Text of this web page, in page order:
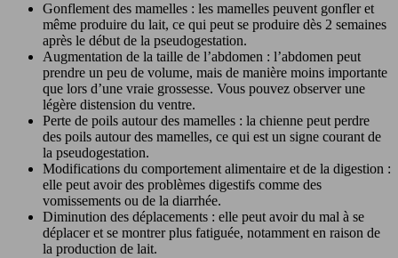
Gonflement des mamelles : les mamelles peuvent gonfler et
même produire du lait, ce qui peut se produire dès 2 semaines
après le début de la pseudogestation.
Augmentation de la taille de l’abdomen : l’abdomen peut
prendre un peu de volume, mais de manière moins importante
que lors d’une vraie grossesse. Vous pouvez observer une
légère distension du ventre.
Perte de poils autour des mamelles : la chienne peut perdre
des poils autour des mamelles, ce qui est un signe courant de
la pseudogestation.
Modifications du comportement alimentaire et de la digestion :
elle peut avoir des problèmes digestifs comme des
vomissements ou de la diarrhée.
Diminution des déplacements : elle peut avoir du mal à se
déplacer et se montrer plus fatiguée, notamment en raison de
la production de lait.